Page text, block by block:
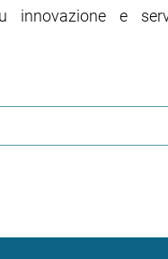
innovazione e